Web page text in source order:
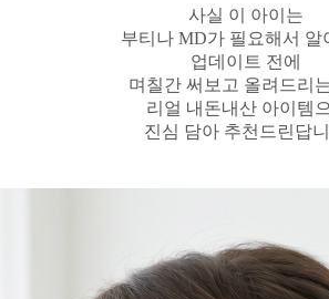
사실 이 아이는
부티나 MD가 필요해서 알
업데이트 전에
며칠간 써보고 올려드리
리얼 내돈내산 아이템
진심 담아 추천드린답